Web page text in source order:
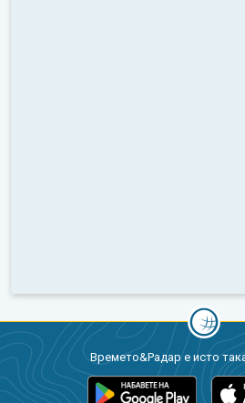
Времето&Радар е исто